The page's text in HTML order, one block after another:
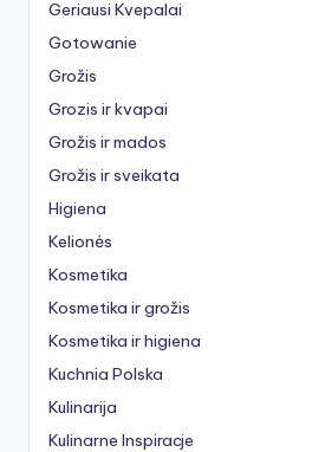
Geriausi Kvepalai
Gotowanie
Grožis
Grozis ir kvapai
Grožis ir mados
Grožis ir sveikata
Higiena
Kelionės
Kosmetika
Kosmetika ir grožis
Kosmetika ir higiena
Kuchnia Polska
Kulinarija
Kulinarne Inspiracje